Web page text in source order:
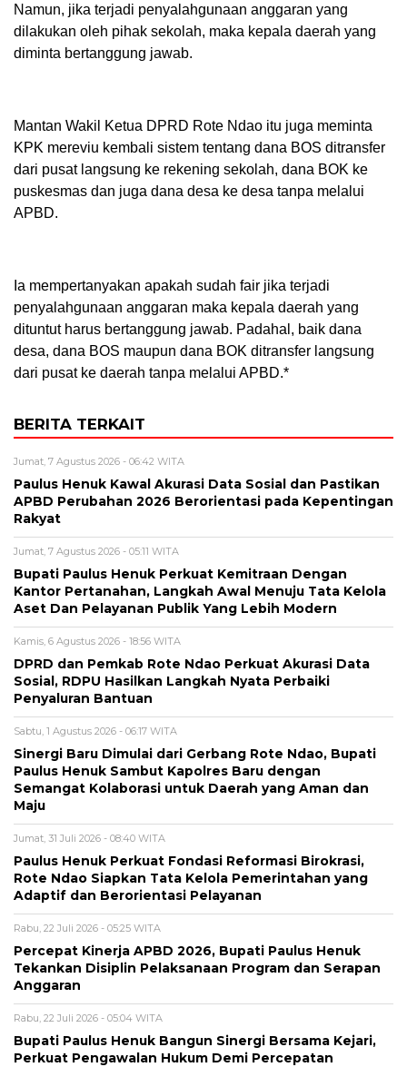
Namun, jika terjadi penyalahgunaan anggaran yang
dilakukan oleh pihak sekolah, maka kepala daerah yang
diminta bertanggung jawab.
Mantan Wakil Ketua DPRD Rote Ndao itu juga meminta
KPK mereviu kembali sistem tentang dana BOS ditransfer
dari pusat langsung ke rekening sekolah, dana BOK ke
puskesmas dan juga dana desa ke desa tanpa melalui
APBD.
Ia mempertanyakan apakah sudah fair jika terjadi
penyalahgunaan anggaran maka kepala daerah yang
dituntut harus bertanggung jawab. Padahal, baik dana
desa, dana BOS maupun dana BOK ditransfer langsung
dari pusat ke daerah tanpa melalui APBD.*
BERITA TERKAIT
Jumat, 7 Agustus 2026 - 06:42 WITA
Paulus Henuk Kawal Akurasi Data Sosial dan Pastikan
APBD Perubahan 2026 Berorientasi pada Kepentingan
Rakyat
Jumat, 7 Agustus 2026 - 05:11 WITA
Bupati Paulus Henuk Perkuat Kemitraan Dengan
Kantor Pertanahan, Langkah Awal Menuju Tata Kelola
Aset Dan Pelayanan Publik Yang Lebih Modern
Kamis, 6 Agustus 2026 - 18:56 WITA
DPRD dan Pemkab Rote Ndao Perkuat Akurasi Data
Sosial, RDPU Hasilkan Langkah Nyata Perbaiki
Penyaluran Bantuan
Sabtu, 1 Agustus 2026 - 06:17 WITA
Sinergi Baru Dimulai dari Gerbang Rote Ndao, Bupati
Paulus Henuk Sambut Kapolres Baru dengan
Semangat Kolaborasi untuk Daerah yang Aman dan
Maju
Jumat, 31 Juli 2026 - 08:40 WITA
Paulus Henuk Perkuat Fondasi Reformasi Birokrasi,
Rote Ndao Siapkan Tata Kelola Pemerintahan yang
Adaptif dan Berorientasi Pelayanan
Rabu, 22 Juli 2026 - 05:25 WITA
Percepat Kinerja APBD 2026, Bupati Paulus Henuk
Tekankan Disiplin Pelaksanaan Program dan Serapan
Anggaran
Rabu, 22 Juli 2026 - 05:04 WITA
Bupati Paulus Henuk Bangun Sinergi Bersama Kejari,
Perkuat Pengawalan Hukum Demi Percepatan